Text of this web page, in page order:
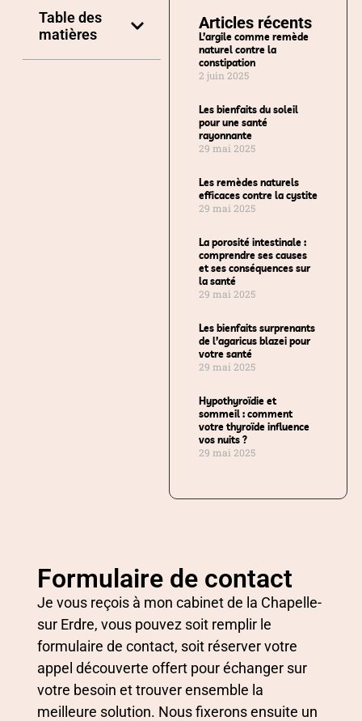
Table des
matières
Articles récents
L’argile comme remède
naturel contre la
constipation
2 juin 2025
Les bienfaits du soleil
pour une santé
rayonnante
29 mai 2025
Les remèdes naturels
efficaces contre la cystite
29 mai 2025
La porosité intestinale :
comprendre ses causes
et ses conséquences sur
la santé
29 mai 2025
Les bienfaits surprenants
de l’agaricus blazei pour
votre santé
29 mai 2025
Hypothyroïdie et
sommeil : comment
votre thyroïde influence
vos nuits ?
29 mai 2025
Formulaire de contact
Je vous reçois à mon cabinet de la Chapelle-
sur Erdre, vous pouvez soit remplir le
formulaire de contact, soit réserver votre
appel découverte offert pour échanger sur
votre besoin et trouver ensemble la
meilleure solution. Nous fixerons ensuite un